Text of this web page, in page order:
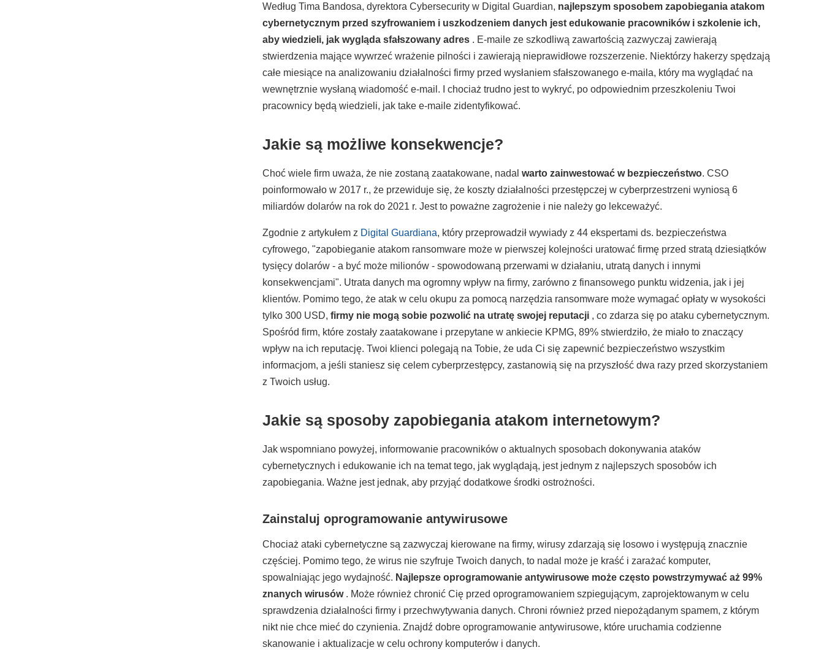
Według Tima Bandosa, dyrektora Cybersecurity w Digital Guardian, najlepszym sposobem zapobiegania atakom
cybernetycznym przed szyfrowaniem i uszkodzeniem danych jest edukowanie pracowników i szkolenie ich,
aby wiedzieli, jak wygląda sfałszowany adres . E-maile ze szkodliwą zawartością zazwyczaj zawierają
stwierdzenia mające wywrzeć wrażenie pilności i zawierają nieprawidłowe rozszerzenie. Niektórzy hakerzy spędzają
całe miesiące na analizowaniu działalności firmy przed wysłaniem sfałszowanego e-maila, który ma wyglądać na
wewnętrznie wysłaną wiadomość e-mail. I chociaż trudno jest to wykryć, po odpowiednim przeszkoleniu Twoi
pracownicy będą wiedzieli, jak take e-maile zidentyfikować.
Jakie są możliwe konsekwencje?
Choć wiele firm uważa, że nie zostaną zaatakowane, nadal warto zainwestować w bezpieczeństwo. CSO
poinformowało w 2017 r., że przewiduje się, że koszty działalności przestępczej w cyberprzestrzeni wyniosą 6
miliardów dolarów na rok do 2021 r. Jest to poważne zagrożenie i nie należy go lekceważyć.
Zgodnie z artykułem z Digital Guardiana, który przeprowadził wywiady z 44 ekspertami ds. bezpieczeństwa
cyfrowego, "zapobieganie atakom ransomware może w pierwszej kolejności uratować firmę przed stratą dziesiątków
tysięcy dolarów - a być może milionów - spowodowaną przerwami w działaniu, utratą danych i innymi
konsekwencjami". Utrata danych ma ogromny wpływ na firmy, zarówno z finansowego punktu widzenia, jak i jej
klientów. Pomimo tego, że atak w celu okupu za pomocą narzędzia ransomware może wymagać opłaty w wysokości
tylko 300 USD, firmy nie mogą sobie pozwolić na utratę swojej reputacji , co zdarza się po ataku cybernetycznym.
Spośród firm, które zostały zaatakowane i przepytane w ankiecie KPMG, 89% stwierdziło, że miało to znaczący
wpływ na ich reputację. Twoi klienci polegają na Tobie, że uda Ci się zapewnić bezpieczeństwo wszystkim
informacjom, a jeśli staniesz się celem cyberprzestępcy, zastanowią się na przyszłość dwa razy przed skorzystaniem
z Twoich usług.
Jakie są sposoby zapobiegania atakom internetowym?
Jak wspomniano powyżej, informowanie pracowników o aktualnych sposobach dokonywania ataków
cybernetycznych i edukowanie ich na temat tego, jak wyglądają, jest jednym z najlepszych sposobów ich
zapobiegania. Ważne jest jednak, aby przyjąć dodatkowe środki ostrożności.
Zainstaluj oprogramowanie antywirusowe
Chociaż ataki cybernetyczne są zazwyczaj kierowane na firmy, wirusy zdarzają się losowo i występują znacznie
częściej. Pomimo tego, że wirus nie szyfruje Twoich danych, to nadal może je kraść i zarażać komputer,
spowalniając jego wydajność. Najlepsze oprogramowanie antywirusowe może często powstrzymywać aż 99%
znanych wirusów . Może również chronić Cię przed oprogramowaniem szpiegującym, zaprojektowanym w celu
sprawdzenia działalności firmy i przechwytywania danych. Chroni również przed niepożądanym spamem, z którym
nikt nie chce mieć do czynienia. Znajdź dobre oprogramowanie antywirusowe, które uruchamia codzienne
skanowanie i aktualizacje w celu ochrony komputerów i danych.